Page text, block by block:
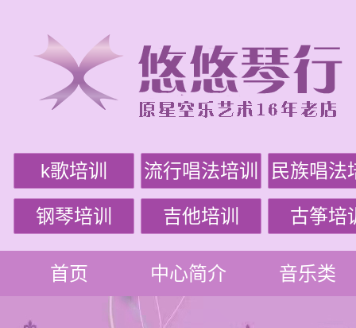
k歌培训 流行唱法培训 民族唱法
钢琴培训 吉他培训 古筝培
首页 中心简介 音乐类